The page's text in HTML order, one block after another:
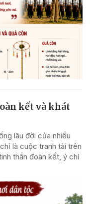
kết và khát
lâu đời của nhiều
là cuộc tranh tài trên
thần đoàn kết, ý chí